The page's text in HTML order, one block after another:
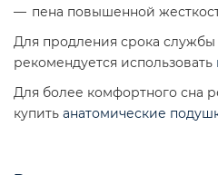
пена повышенной
Для продления срока службы
рекомендуется использовать
Для более комфортного сна
купить анатомические